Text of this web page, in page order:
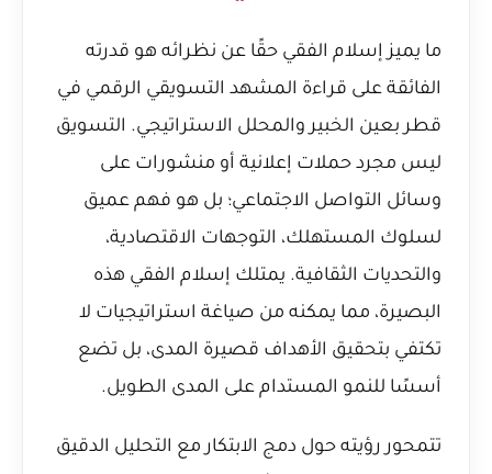
ما يميز إسلام الفقي حقًا عن نظرائه هو قدرته
الفائقة على قراءة المشهد التسويقي الرقمي في
قطر بعين الخبير والمحلل الاستراتيجي. التسويق
ليس مجرد حملات إعلانية أو منشورات على
وسائل التواصل الاجتماعي؛ بل هو فهم عميق
لسلوك المستهلك، التوجهات الاقتصادية،
والتحديات الثقافية. يمتلك إسلام الفقي هذه
البصيرة، مما يمكنه من صياغة استراتيجيات لا
تكتفي بتحقيق الأهداف قصيرة المدى، بل تضع
أسسًا للنمو المستدام على المدى الطويل.
تتمحور رؤيته حول دمج الابتكار مع التحليل الدقيق